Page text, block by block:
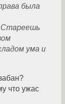
была
Стареешь
ума и
что ужас